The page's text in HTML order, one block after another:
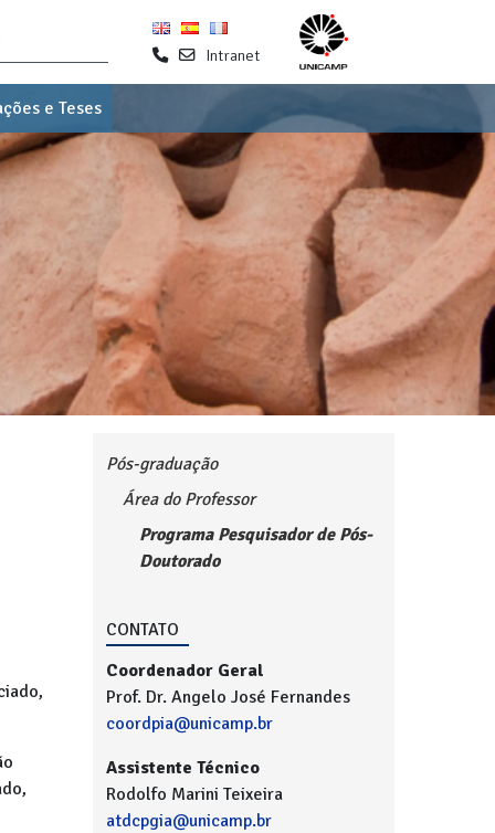
Intranet
e Teses
Pós-graduação
Área do Professor
Programa Pesquisador de Pós-
Doutorado
CONTATO
Coordenador Geral
Prof. Dr. Angelo José Fernandes
coordpia@unicamp.br
Assistente Técnico
Rodolfo Marini Teixeira
atdcpgia@unicamp.br